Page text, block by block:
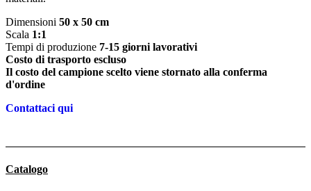
Dimensioni 50 x 50 cm
Scala 1:1
Tempi di produzione 7-15 giorni lavorativi
Costo di trasporto escluso
Il costo del campione scelto viene stornato alla conferma
d'ordine
Contattaci qui
Catalogo